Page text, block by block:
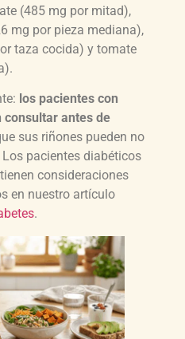
(485 mg por mitad),
mg por pieza mediana),
taza cocida) y tomate
los pacientes con
antes de
sus riñones pueden no
pacientes diabéticos
consideraciones
en nuestro artículo
.